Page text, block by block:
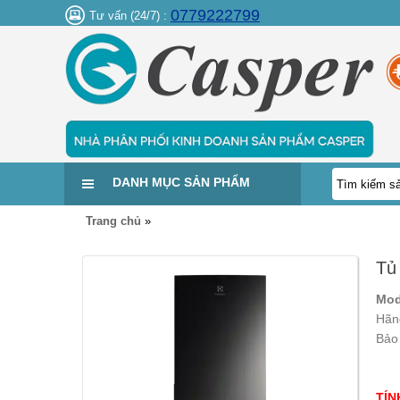
Tư vấn (24/7) : 0779222799
DANH MỤC SẢN PHẨM
Trang chủ »